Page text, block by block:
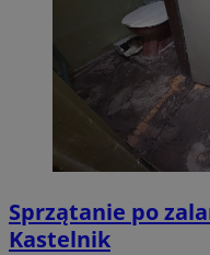
Sprzątanie po
Kastelnik